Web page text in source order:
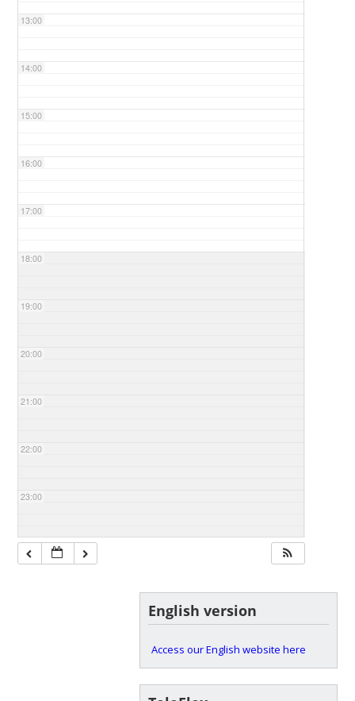
13:00
14:00
15:00
16:00
17:00
18:00
19:00
20:00
21:00
22:00
23:00
English version
Access our English website here